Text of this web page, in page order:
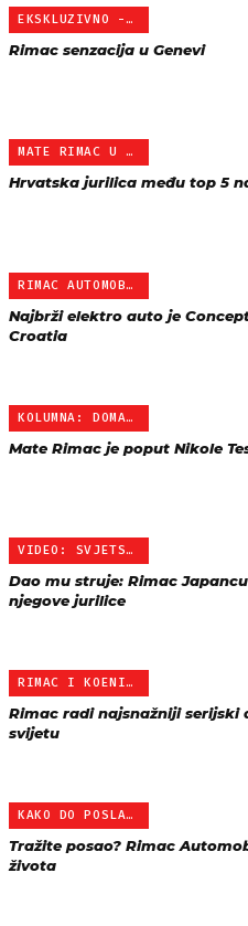
EKSKLUZIVNO - AUTOSALON …
Rimac senzacija u Genevi
MATE RIMAC U GENEVI 24 S…
Hrvatska jurilica među top 5
RIMAC AUTOMOBILI
Najbrži elektro auto je
Croatia
KOLUMNA: DOMAGOJ ĐUKEC
Mate Rimac je poput Nikole
VIDEO: SVJETSKA PREMIJER…
Dao mu struje: Rimac
njegove jurilice
RIMAC I KOENIGSEGG
Rimac radi najsnažniji serijski
svijetu
KAKO DO POSLA U HRVATSKO…
Tražite posao? Rimac
života